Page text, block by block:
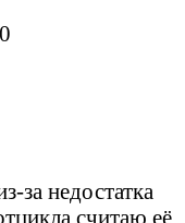
за недостатка
считаю её